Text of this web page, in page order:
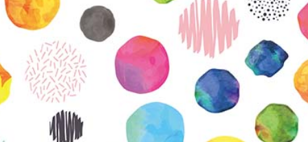
Salasana
Unohtuiko salasana?
KIRJAUDU SISÄÄN